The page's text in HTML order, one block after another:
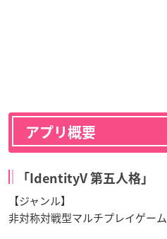
アプリ概要
「IdentityV 第五人格」
【ジャンル】
非対称対戦型マルチプレイゲーム